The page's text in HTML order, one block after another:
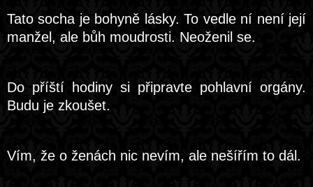
Tato socha je bohyně lásky. To vedle ní není její
manžel, ale bůh moudrosti. Neoženil se.
Do příští hodiny si připravte pohlavní orgány.
Budu je zkoušet.
Vím, že o ženách nic nevím, ale nešířím to dál.